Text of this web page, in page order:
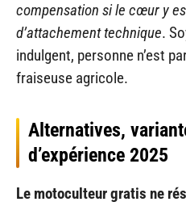
compensation si le cœur y
d’attachement technique.
indulgent, personne n’est
fraiseuse agricole.
Alternatives,
d’expérience 2025
Le motoculteur gratis ne